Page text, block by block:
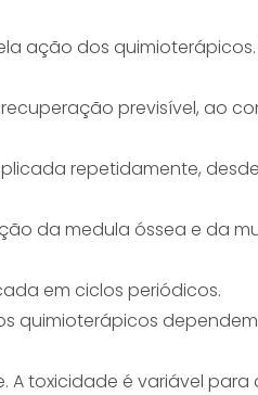
ação dos
previsível, ao
repetidamente,
da medula óssea e da
em ciclos periódicos.
quimioterápicos
toxicidade é variável para